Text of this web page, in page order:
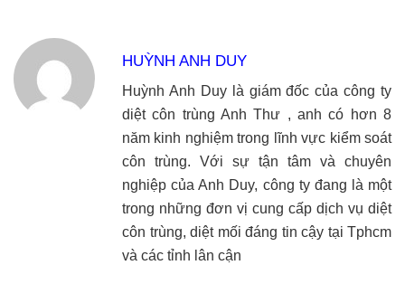
HUỲNH ANH DUY
Huỳnh Anh Duy là giám đốc của công ty
diệt côn trùng Anh Thư , anh có hơn 8
năm kinh nghiệm trong lĩnh vực kiểm soát
côn trùng. Với sự tận tâm và chuyên
nghiệp của Anh Duy, công ty đang là một
trong những đơn vị cung cấp dịch vụ diệt
côn trùng, diệt mối đáng tin cậy tại Tphcm
và các tỉnh lân cận